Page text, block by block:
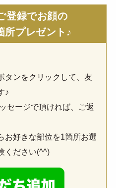
登録でお顔の
所プレゼント♪
タンをクリックして、友
♪
セージで頂ければ、ご返
お好きな部位を1箇所お選
ください(^^)